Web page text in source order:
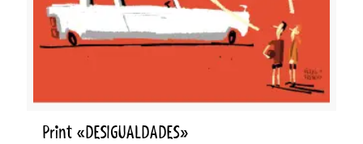
Print «DESIGUALDADES»